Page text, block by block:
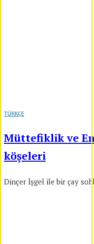
TÜRKÇE
Müttefiklik ve
köşeleri
Dinçer İşgel ile bir çay